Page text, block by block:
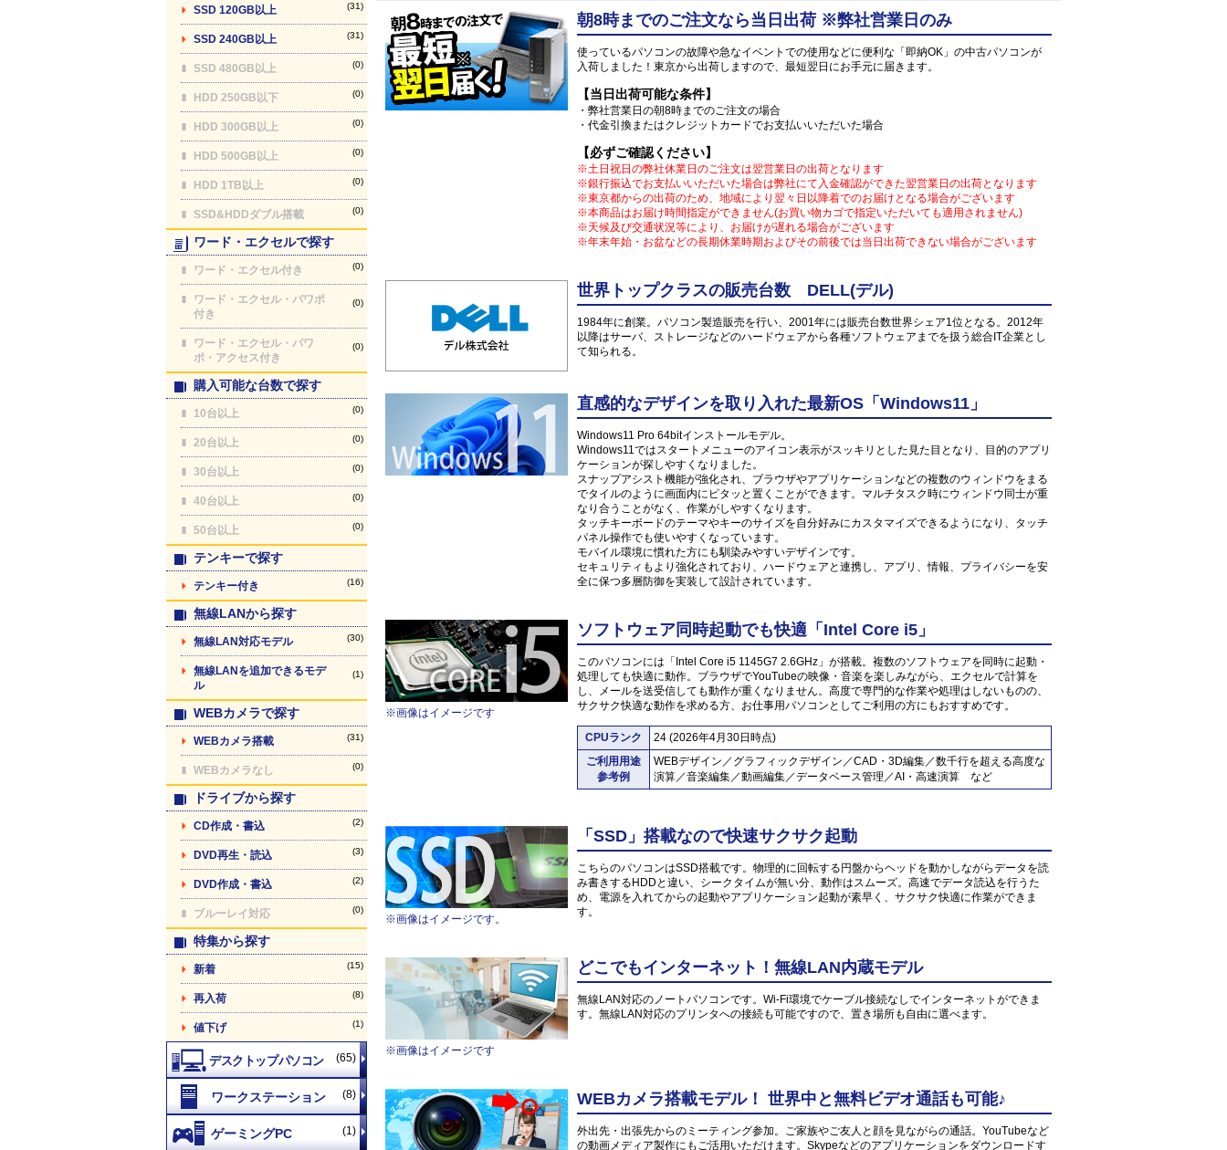
SSD 120GB以上 (31)
SSD 240GB以上 (31)
SSD 480GB以上 (0)
HDD 250GB以下 (0)
HDD 300GB以上 (0)
HDD 500GB以上 (0)
HDD 1TB以上 (0)
SSD&HDDダブル搭載 (0)
ワード・エクセルで探す
ワード・エクセル付き (0)
ワード・エクセル・パワポ
付き
(0)
ワード・エクセル・パワ
ポ・アクセス付き
(0)
購入可能な台数で探す
10台以上 (0)
20台以上 (0)
30台以上 (0)
40台以上 (0)
50台以上 (0)
テンキーで探す
テンキー付き (16)
無線LANから探す
無線LAN対応モデル (30)
無線LANを追加できるモデ
ル
(1)
WEBカメラで探す
WEBカメラ搭載 (31)
WEBカメラなし (0)
ドライブから探す
CD作成・書込 (2)
DVD再生・読込 (3)
DVD作成・書込 (2)
ブルーレイ対応 (0)
特集から探す
新着 (15)
再入荷 (8)
値下げ (1)
(65)
(8)
(1)
朝8時までのご注文なら当日出荷 ※弊社営業日のみ
使っているパソコンの故障や急なイベントでの使用などに便利な「即納OK」の中古パソコンが
入荷しました！東京から出荷しますので、最短翌日にお手元に届きます。
【当日出荷可能な条件】
・弊社営業日の朝8時までのご注文の場合
・代金引換またはクレジットカードでお支払いいただいた場合
【必ずご確認ください】
※土日祝日の弊社休業日のご注文は翌営業日の出荷となります
※銀行振込でお支払いいただいた場合は弊社にて入金確認ができた翌営業日の出荷となります
※東京都からの出荷のため、地域により翌々日以降着でのお届けとなる場合がございます
※本商品はお届け時間指定ができません(お買い物カゴで指定いただいても適用されません)
※天候及び交通状況等により、お届けが遅れる場合がございます
※年末年始・お盆などの長期休業時期およびその前後では当日出荷できない場合がございます
世界トップクラスの販売台数 DELL(デル)
1984年に創業。パソコン製造販売を行い、2001年には販売台数世界シェア1位となる。2012年
以降はサーバ、ストレージなどのハードウェアから各種ソフトウェアまでを扱う総合IT企業とし
て知られる。
直感的なデザインを取り入れた最新OS「Windows11」
Windows11 Pro 64bitインストールモデル。
Windows11ではスタートメニューのアイコン表示がスッキリとした見た目となり、目的のアプリ
ケーションが探しやすくなりました。
スナップアシスト機能が強化され、ブラウザやアプリケーションなどの複数のウィンドウをまる
でタイルのように画面内にピタッと置くことができます。マルチタスク時にウィンドウ同士が重
なり合うことがなく、作業がしやすくなります。
タッチキーボードのテーマやキーのサイズを自分好みにカスタマイズできるようになり、タッチ
パネル操作でも使いやすくなっています。
モバイル環境に慣れた方にも馴染みやすいデザインです。
セキュリティもより強化されており、ハードウェアと連携し、アプリ、情報、プライバシーを安
全に保つ多層防御を実装して設計されています。
※画像はイメージです
ソフトウェア同時起動でも快適「Intel Core i5」
このパソコンには「Intel Core i5 1145G7 2.6GHz」が搭載。複数のソフトウェアを同時に起動・
処理しても快適に動作。ブラウザでYouTubeの映像・音楽を楽しみながら、エクセルで計算を
し、メールを送受信しても動作が重くなりません。高度で専門的な作業や処理はしないものの、
サクサク快適な動作を求める方、お仕事用パソコンとしてご利用の方にもおすすめです。
CPUランク
24 (2026年4月30日時点)
ご利用用途
参考例
WEBデザイン／グラフィックデザイン／CAD・3D編集／数千行を超える高度な
演算／音楽編集／動画編集／データベース管理／AI・高速演算 など
※画像はイメージです。
「SSD」搭載なので快速サクサク起動
こちらのパソコンはSSD搭載です。物理的に回転する円盤からヘッドを動かしながらデータを読
み書きするHDDと違い、シークタイムが無い分、動作はスムーズ。高速でデータ読込を行うた
め、電源を入れてからの起動やアプリケーション起動が素早く、サクサク快適に作業ができま
す。
※画像はイメージです
どこでもインターネット！無線LAN内蔵モデル
無線LAN対応のノートパソコンです。Wi-Fi環境でケーブル接続なしでインターネットができま
す。無線LAN対応のプリンタへの接続も可能ですので、置き場所も自由に選べます。
WEBカメラ搭載モデル！ 世界中と無料ビデオ通話も可能♪
外出先・出張先からのミーティング参加。ご家族やご友人と顔を見ながらの通話。YouTubeなど
の動画メディア製作にもご活用いただけます。Skypeなどのアプリケーションをダウンロードす